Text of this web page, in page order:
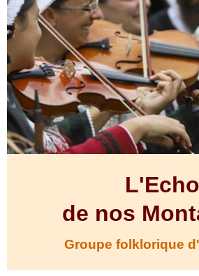
L'Echo
de nos
Groupe folklorique